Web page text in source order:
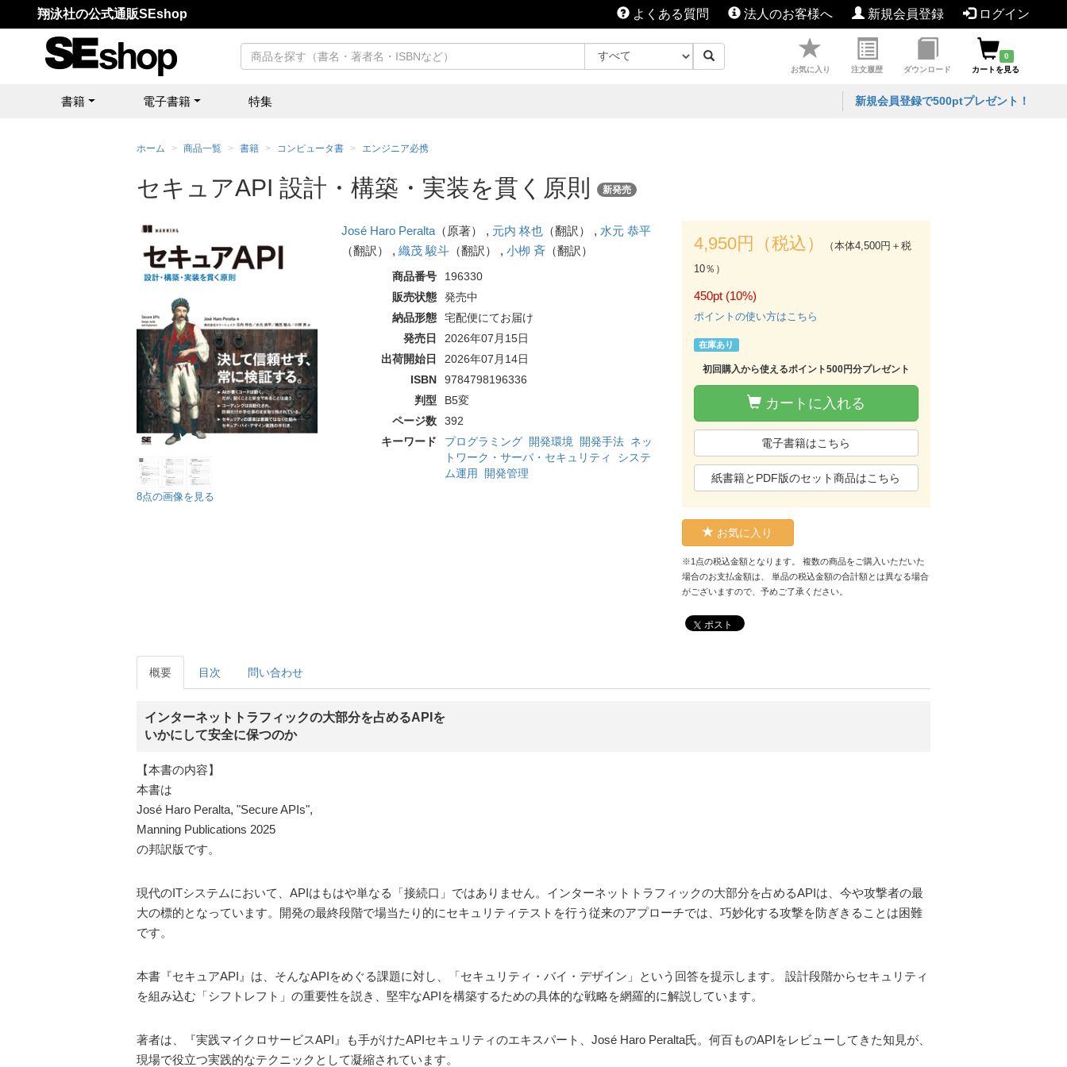
翔泳社の公式通販SEshop よくある質問 法人のお客様へ 新規会員登録 ログイン
お気に入り 注文履歴 ダウンロード
0
カートを見る
書籍 電子書籍 特集 新規会員登録で500ptプレゼント！
ホーム 商品一覧 書籍 コンピュータ書 エンジニア必携
セキュアAPI 設計・構築・実装を貫く原則 新発売
8点の画像を見る
José Haro Peralta（原著） , 元内 柊也（翻訳） , 水元 恭平
（翻訳） , 織茂 駿斗（翻訳） , 小栁 斉（翻訳）
商品番号
196330
販売状態
発売中
納品形態
宅配便にてお届け
発売日
2026年07月15日
出荷開始日
2026年07月14日
ISBN
9784798196336
判型
B5変
ページ数
392
キーワード
プログラミング 開発環境 開発手法 ネッ
トワーク・サーバ・セキュリティ
システ
ム運用
開発管理
4,950円（税込）
（本体4,500円＋税
10％）
450pt (10%)
ポイントの使い方はこちら
在庫あり
初回購入から使えるポイント500円分プレゼント
カートに入れる
電子書籍はこちら
紙書籍とPDF版のセット商品はこちら
お気に入り
※1点の税込金額となります。 複数の商品をご購入いただいた
場合のお支払金額は、 単品の税込金額の合計額とは異なる場合
がございますので、予めご了承ください。
ポスト
概要 目次 問い合わせ
インターネットトラフィックの大部分を占めるAPIを
いかにして安全に保つのか
【本書の内容】
本書は
José Haro Peralta, "Secure APIs",
Manning Publications 2025
の邦訳版です。
現代のITシステムにおいて、APIはもはや単なる「接続口」ではありません。インターネットトラフィックの大部分を占めるAPIは、今や攻撃者の最
大の標的となっています。開発の最終段階で場当たり的にセキュリティテストを行う従来のアプローチでは、巧妙化する攻撃を防ぎきることは困難
です。
本書『セキュアAPI』は、そんなAPIをめぐる課題に対し、「セキュリティ・バイ・デザイン」という回答を提示します。 設計段階からセキュリティ
を組み込む「シフトレフト」の重要性を説き、堅牢なAPIを構築するための具体的な戦略を網羅的に解説しています。
著者は、『実践マイクロサービスAPI』も手がけたAPIセキュリティのエキスパート、José Haro Peralta氏。何百ものAPIをレビューしてきた知見が、
現場で役立つ実践的なテクニックとして凝縮されています。